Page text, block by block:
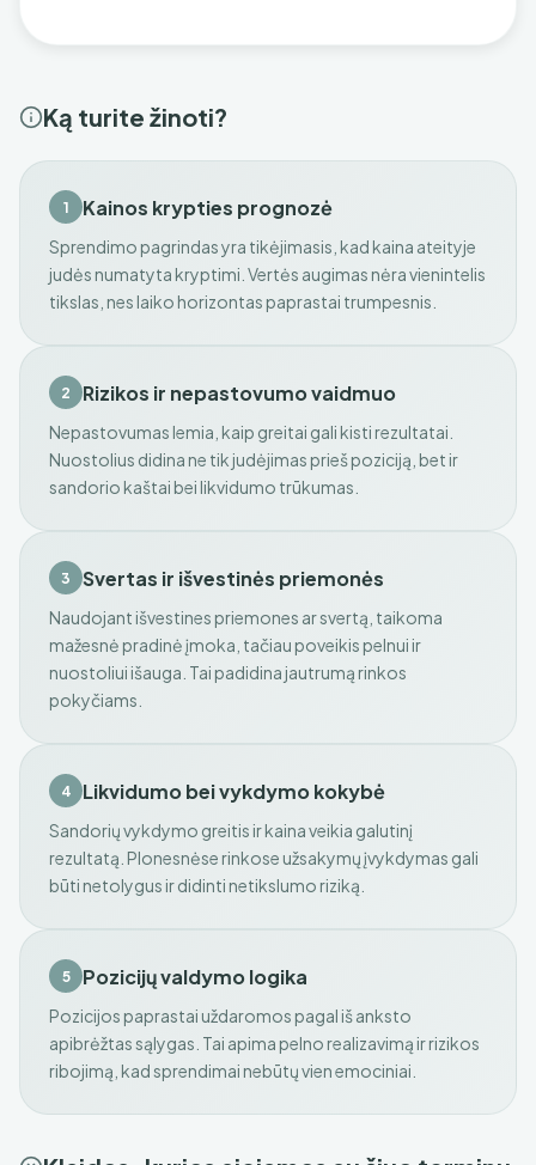
Ką turite žinoti?
1 Kainos krypties prognozė
Sprendimo pagrindas yra tikėjimasis, kad kaina ateityje
judės numatyta kryptimi. Vertės augimas nėra vienintelis
tikslas, nes laiko horizontas paprastai trumpesnis.
2 Rizikos ir nepastovumo vaidmuo
Nepastovumas lemia, kaip greitai gali kisti rezultatai.
Nuostolius didina ne tik judėjimas prieš poziciją, bet ir
sandorio kaštai bei likvidumo trūkumas.
3 Svertas ir išvestinės priemonės
Naudojant išvestines priemones ar svertą, taikoma
mažesnė pradinė įmoka, tačiau poveikis pelnui ir
nuostoliui išauga. Tai padidina jautrumą rinkos
pokyčiams.
4 Likvidumo bei vykdymo kokybė
Sandorių vykdymo greitis ir kaina veikia galutinį
rezultatą. Plonesnėse rinkose užsakymų įvykdymas gali
būti netolygus ir didinti netikslumo riziką.
5 Pozicijų valdymo logika
Pozicijos paprastai uždaromos pagal iš anksto
apibrėžtas sąlygas. Tai apima pelno realizavimą ir rizikos
ribojimą, kad sprendimai nebūtų vien emociniai.